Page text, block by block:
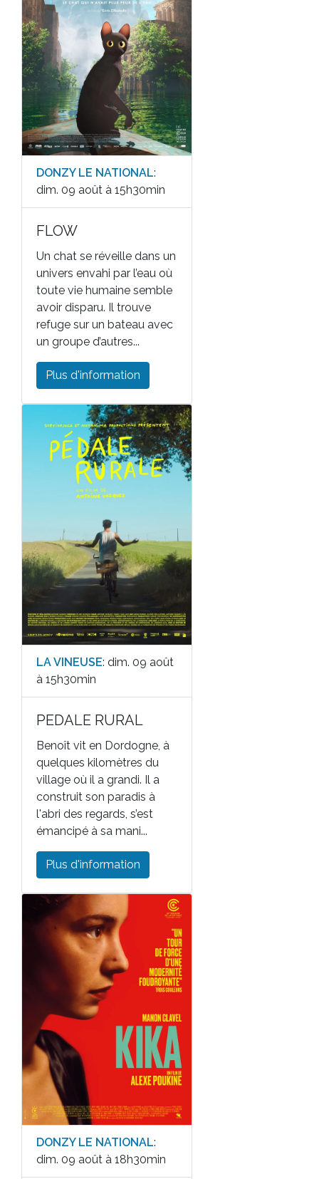
DONZY LE NATIONAL:
dim. 09 août à 15h30min
FLOW
Un chat se réveille dans un
univers envahi par l’eau où
toute vie humaine semble
avoir disparu. Il trouve
refuge sur un bateau avec
un groupe d’autres...
Plus d'information
LA VINEUSE: dim. 09 août
à 15h30min
PEDALE RURAL
Benoît vit en Dordogne, à
quelques kilomètres du
village où il a grandi. Il a
construit son paradis à
l'abri des regards, s’est
émancipé à sa mani...
Plus d'information
DONZY LE NATIONAL:
dim. 09 août à 18h30min